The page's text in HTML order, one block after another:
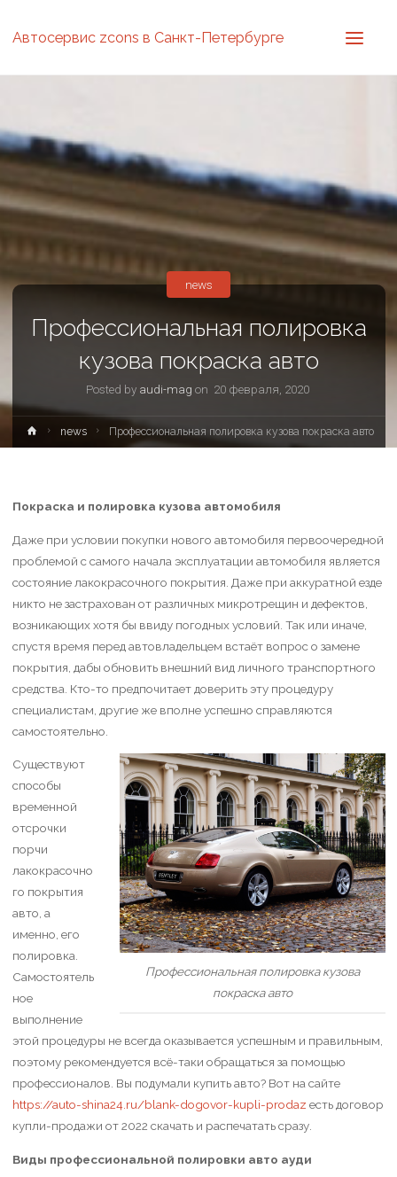
Автосервис zcons в Санкт-Петербурге
Профессиональная полировка
кузова покраска авто
Posted by audi-mag on 20 февраля, 2020
news
news Профессиональная полировка кузова покраска авто
Покраска и полировка кузова автомобиля
Даже при условии покупки нового автомобиля первоочередной
проблемой с самого начала эксплуатации автомобиля является
состояние лакокрасочного покрытия. Даже при аккуратной езде
никто не застрахован от различных микротрещин и дефектов,
возникающих хотя бы ввиду погодных условий. Так или иначе,
спустя время перед автовладельцем встаёт вопрос о замене
покрытия, дабы обновить внешний вид личного транспортного
средства. Кто-то предпочитает доверить эту процедуру
специалистам, другие же вполне успешно справляются
самостоятельно.
Профессиональная полировка кузова
покраска авто
Существуют
способы
временной
отсрочки
порчи
лакокрасочно
го покрытия
авто, а
именно, его
полировка.
Самостоятель
ное
выполнение
этой процедуры не всегда оказывается успешным и правильным,
поэтому рекомендуется всё-таки обращаться за помощью
профессионалов. Вы подумали купить авто? Вот на сайте
https://auto-shina24.ru/blank-dogovor-kupli-prodaz есть договор
купли-продажи от 2022 скачать и распечатать сразу.
Виды профессиональной полировки авто ауди